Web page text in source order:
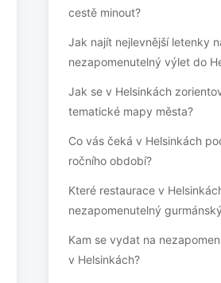
cestě minout?
Jak najít nejlevnější letenky
nezapomenutelný výlet do
Jak se v Helsinkách
tematické mapy města?
Co vás čeká v Helsinkách
ročního období?
Které restaurace v
nezapomenutelný
Kam se vydat na
v Helsinkách?